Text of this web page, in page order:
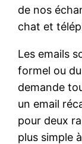
de nos
chat et
Les emails
formel ou
demande
un email
pour deux
plus simple